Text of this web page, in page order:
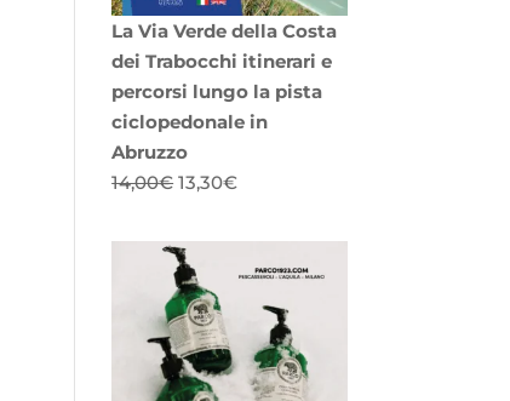
La Via Verde della Costa
dei Trabocchi itinerari e
percorsi lungo la pista
ciclopedonale in
Abruzzo
14,00€ Il
originale
era:
14,00€.
13,30€
attuale
è:
13,30€.